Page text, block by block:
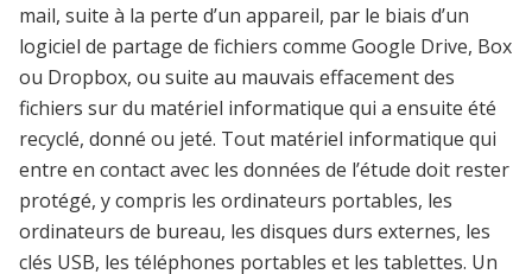
mail, suite à la perte d’un appareil, par le biais d’un
logiciel de partage de fichiers comme Google Drive, Box
ou Dropbox, ou suite au mauvais effacement des
fichiers sur du matériel informatique qui a ensuite été
recyclé, donné ou jeté. Tout matériel informatique qui
entre en contact avec les données de l’étude doit rester
protégé, y compris les ordinateurs portables, les
ordinateurs de bureau, les disques durs externes, les
clés USB, les téléphones portables et les tablettes. Un